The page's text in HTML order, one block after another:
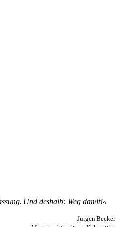
Und des­halb: Weg da­mit!«
Jürgen Becker